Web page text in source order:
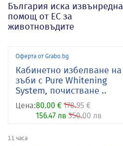
България иска извънредна
помощ от ЕС за
животновъдите
Оферта от Grabo.bg
Кабинетно избелване на
зъби с Pure Whitening
System, почистване ..
Цена:80.00 € 178.95 €
156.47 лв 350.00 лв
11 часа